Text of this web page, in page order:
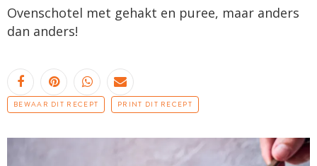
Ovenschotel met gehakt en puree, maar anders
dan anders!
BEWAAR DIT RECEPT PRINT DIT RECEPT